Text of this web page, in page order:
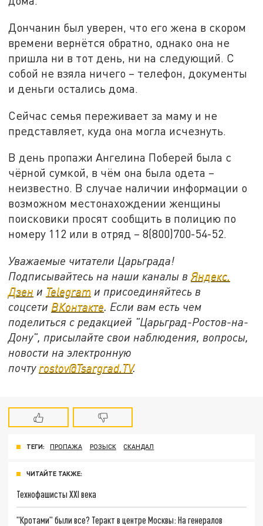
Дончанин был уверен, что его жена в скором
времени вернётся обратно, однако она не
пришла ни в тот день, ни на следующий. С
собой не взяла ничего – телефон, документы
и деньги остались дома.
Сейчас семья переживает за маму и не
представляет, куда она могла исчезнуть.
В день пропажи Ангелина Поберей была с
чёрной сумкой, в чём она была одета –
неизвестно. В случае наличии информации о
возможном местонахождении женщины
поисковики просят сообщить в полицию по
номеру 112 или в отряд – 8(800)700-54-52.
Уважаемые читатели Царьграда!
Подписывайтесь на наши каналы вЯндекс.
Дзен и Telegram и присоединяйтесь в
соцсети ВКонтакте. Если вам есть чем
поделиться с редакцией "Царьград-Ростов-на-
Дону", присылайте свои наблюдения, вопросы,
новости на электронную
почту rostov@Tsargrad.ТV.
ТЕГИ: ПРОПАЖА РОЗЫСК СКАНДАЛ
ЧИТАЙТЕ ТАКЖЕ:
Технофашисты XXI века
"Кротами" были все? Теракт в центре Москвы: На генералов